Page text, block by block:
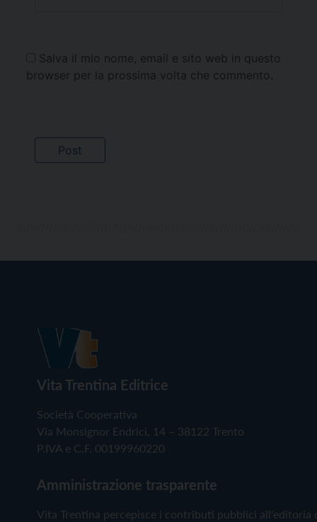
Salva il mio nome, email e sito web in questo
browser per la prossima volta che commento.
Vita Trentina Editrice
Società Cooperativa
Via Monsignor Endrici, 14 – 38122 Trento
P.IVA e C.F. 00199960220
Amministrazione trasparente
Vita Trentina percepisce i contributi pubblici all'editoria